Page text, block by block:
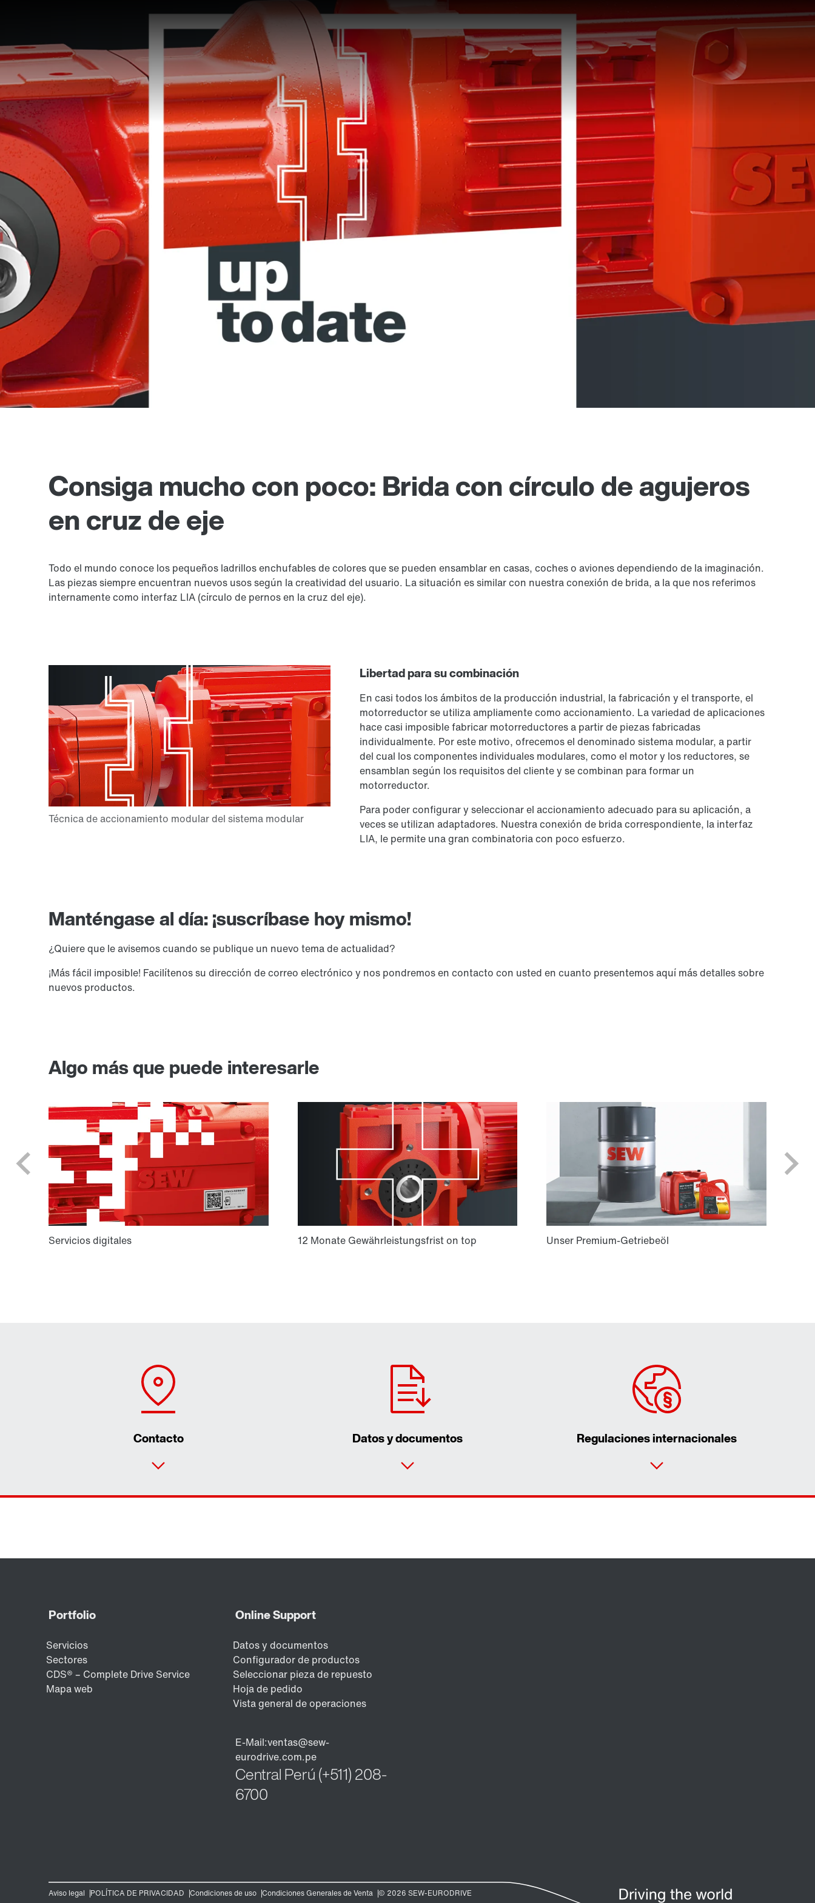
Consiga mucho con poco: Brida con círculo de agujeros
en cruz de eje
Todo el mundo conoce los pequeños ladrillos enchufables de colores que se pueden ensamblar en casas, coches o aviones dependiendo de la imaginación.
Las piezas siempre encuentran nuevos usos según la creatividad del usuario. La situación es similar con nuestra conexión de brida, a la que nos referimos
internamente como interfaz LIA (círculo de pernos en la cruz del eje).
Libertad para su combinación
En casi todos los ámbitos de la producción industrial, la fabricación y el transporte, el
motorreductor se utiliza ampliamente como accionamiento. La variedad de aplicaciones
hace casi imposible fabricar motorreductores a partir de piezas fabricadas
individualmente. Por este motivo, ofrecemos el denominado sistema modular, a partir
del cual los componentes individuales modulares, como el motor y los reductores, se
ensamblan según los requisitos del cliente y se combinan para formar un
motorreductor.
Para poder configurar y seleccionar el accionamiento adecuado para su aplicación, a
veces se utilizan adaptadores. Nuestra conexión de brida correspondiente, la interfaz
LIA, le permite una gran combinatoria con poco esfuerzo.
Manténgase al día: ¡suscríbase hoy mismo!
¿Quiere que le avisemos cuando se publique un nuevo tema de actualidad?
¡Más fácil imposible! Facilítenos su dirección de correo electrónico y nos pondremos en contacto con usted en cuanto presentemos aquí más detalles sobre
nuevos productos.
Algo más que puede interesarle
Contacto Datos y documentos Regulaciones internacionales
Celular 987519741